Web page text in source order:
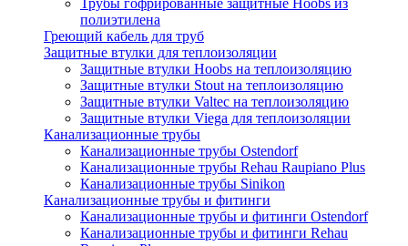
Трубы гофрированные защитные Hoobs из
полиэтилена
Греющий кабель для труб
Защитные втулки для теплоизоляции
Защитные втулки Hoobs на теплоизоляцию
Защитные втулки Stout на теплоизоляцию
Защитные втулки Valtec на теплоизоляцию
Защитные втулки Viega для теплоизоляции
Канализационные трубы
Канализационные трубы Ostendorf
Канализационные трубы Rehau Raupiano Plus
Канализационные трубы Sinikon
Канализационные трубы и фитинги
Канализационные трубы и фитинги Ostendorf
Канализационные трубы и фитинги Rehau